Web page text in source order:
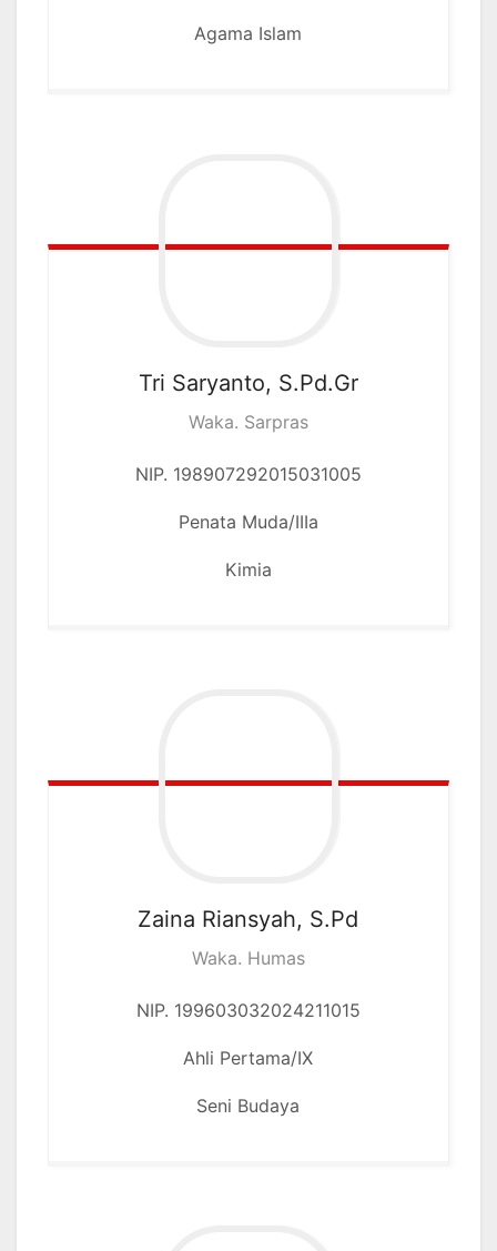
Agama Islam
Tri Saryanto, S.Pd.Gr
Waka. Sarpras
NIP. 198907292015031005
Penata Muda/IIIa
Kimia
Zaina Riansyah, S.Pd
Waka. Humas
NIP. 199603032024211015
Ahli Pertama/IX
Seni Budaya